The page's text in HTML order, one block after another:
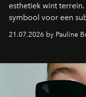
esthetiek wint
symbool voor een
waarin
aan make-up.
21.07.2026 by Pauline